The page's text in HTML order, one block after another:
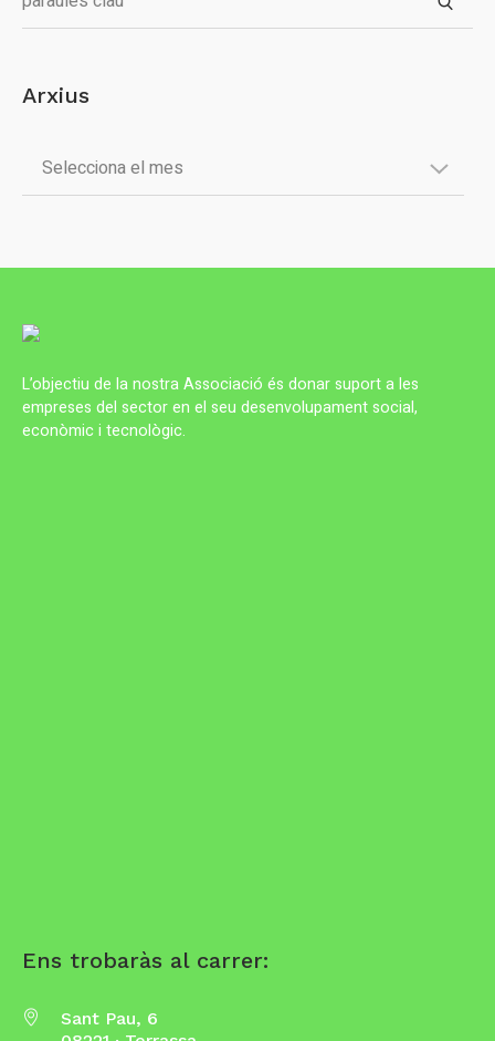
Arxius
L’objectiu de la nostra Associació és donar suport a les
empreses del sector en el seu desenvolupament social,
econòmic i tecnològic.
Ens trobaràs al carrer:
Sant Pau, 6